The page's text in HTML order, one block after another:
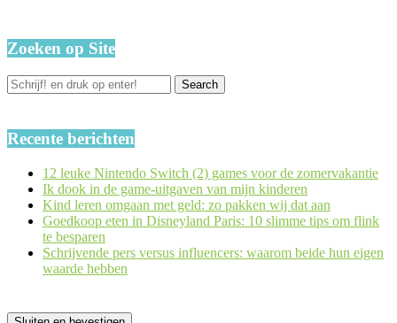
Zoeken op Site
Recente berichten
12 leuke Nintendo Switch (2) games voor de zomervakantie
Ik dook in de game-uitgaven van mijn kinderen
Kind leren omgaan met geld: zo pakken wij dat aan
Goedkoop eten in Disneyland Paris: 10 slimme tips om flink
te besparen
Schrijvende pers versus influencers: waarom beide hun eigen
waarde hebben